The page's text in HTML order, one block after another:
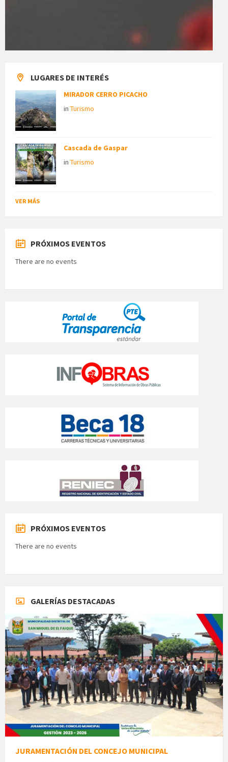
LUGARES DE INTERÉS
MIRADOR CERRO PICACHO
in Turismo
Cascada de Gaspar
in Turismo
VER MÁS
PRÓXIMOS EVENTOS
There are no events
PRÓXIMOS EVENTOS
There are no events
GALERÍAS DESTACADAS
JURAMENTACIÓN DEL CONCEJO MUNICIPAL